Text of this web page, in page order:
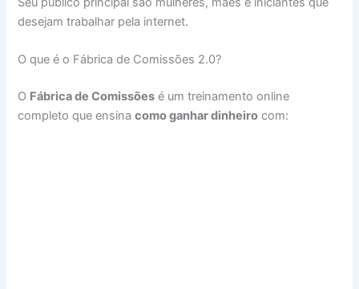
desejam trabalhar pela internet.
O que é o Fábrica de Comissões 2.0?
O Fábrica de Comissões é um treinamento online
completo que ensinacomo ganhar dinheiro com: